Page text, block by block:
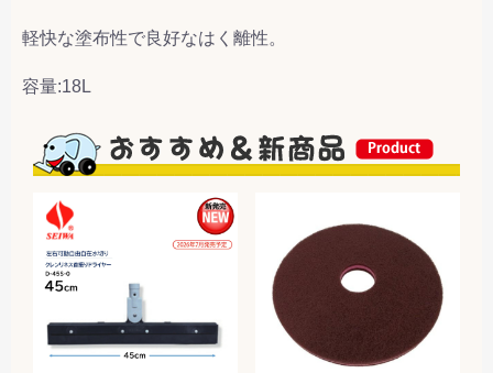
軽快な塗布性で良好なはく離性。
容量:18L